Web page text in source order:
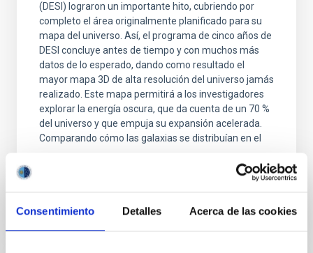
Consentimiento Detalles Acerca de las cookies
(DESI) lograron un importante hito, cubriendo por
completo el área originalmente planificado para su
mapa del universo. Así, el programa de cinco años de
DESI concluye antes de tiempo y con muchos más
datos de lo esperado, dando como resultado el
mayor mapa 3D de alta resolución del universo jamás
realizado. Este mapa permitirá a los investigadores
explorar la energía oscura, que da cuenta de un 70 %
del universo y que empuja su expansión acelerada.
Comparando cómo las galaxias se distribuían en el
15/04/2026 - 19:01:44